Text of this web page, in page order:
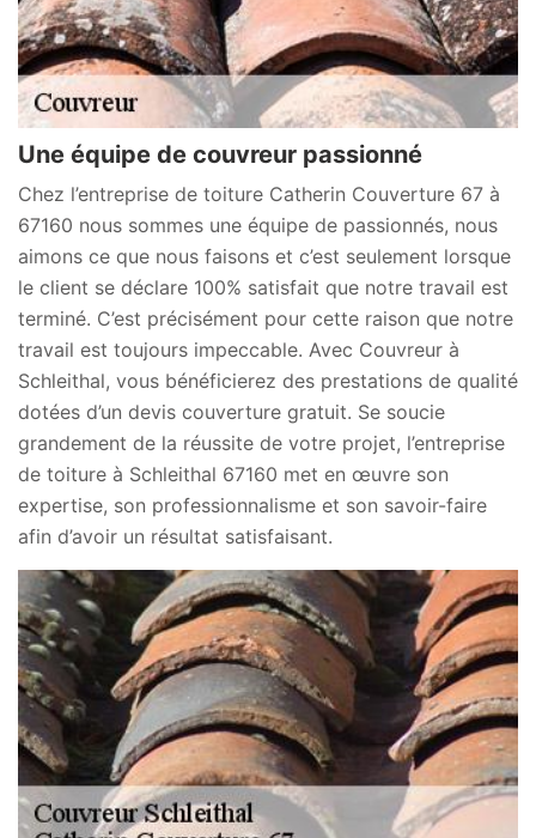
Une équipe de couvreur passionné
Chez l’entreprise de toiture Catherin Couverture 67 à
67160 nous sommes une équipe de passionnés, nous
aimons ce que nous faisons et c’est seulement lorsque
le client se déclare 100% satisfait que notre travail est
terminé. C’est précisément pour cette raison que notre
travail est toujours impeccable. Avec Couvreur à
Schleithal, vous bénéficierez des prestations de qualité
dotées d’un devis couverture gratuit. Se soucie
grandement de la réussite de votre projet, l’entreprise
de toiture à Schleithal 67160 met en œuvre son
expertise, son professionnalisme et son savoir-faire
afin d’avoir un résultat satisfaisant.